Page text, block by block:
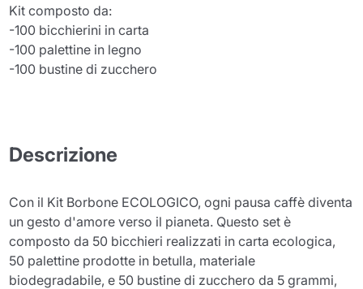
Kit composto da:
-100 bicchierini in carta
-100 palettine in legno
-100 bustine di zucchero
Descrizione
Con il Kit Borbone ECOLOGICO, ogni pausa caffè diventa
un gesto d'amore verso il pianeta. Questo set è
composto da 50 bicchieri realizzati in carta ecologica,
50 palettine prodotte in betulla, materiale
biodegradabile, e 50 bustine di zucchero da 5 grammi,